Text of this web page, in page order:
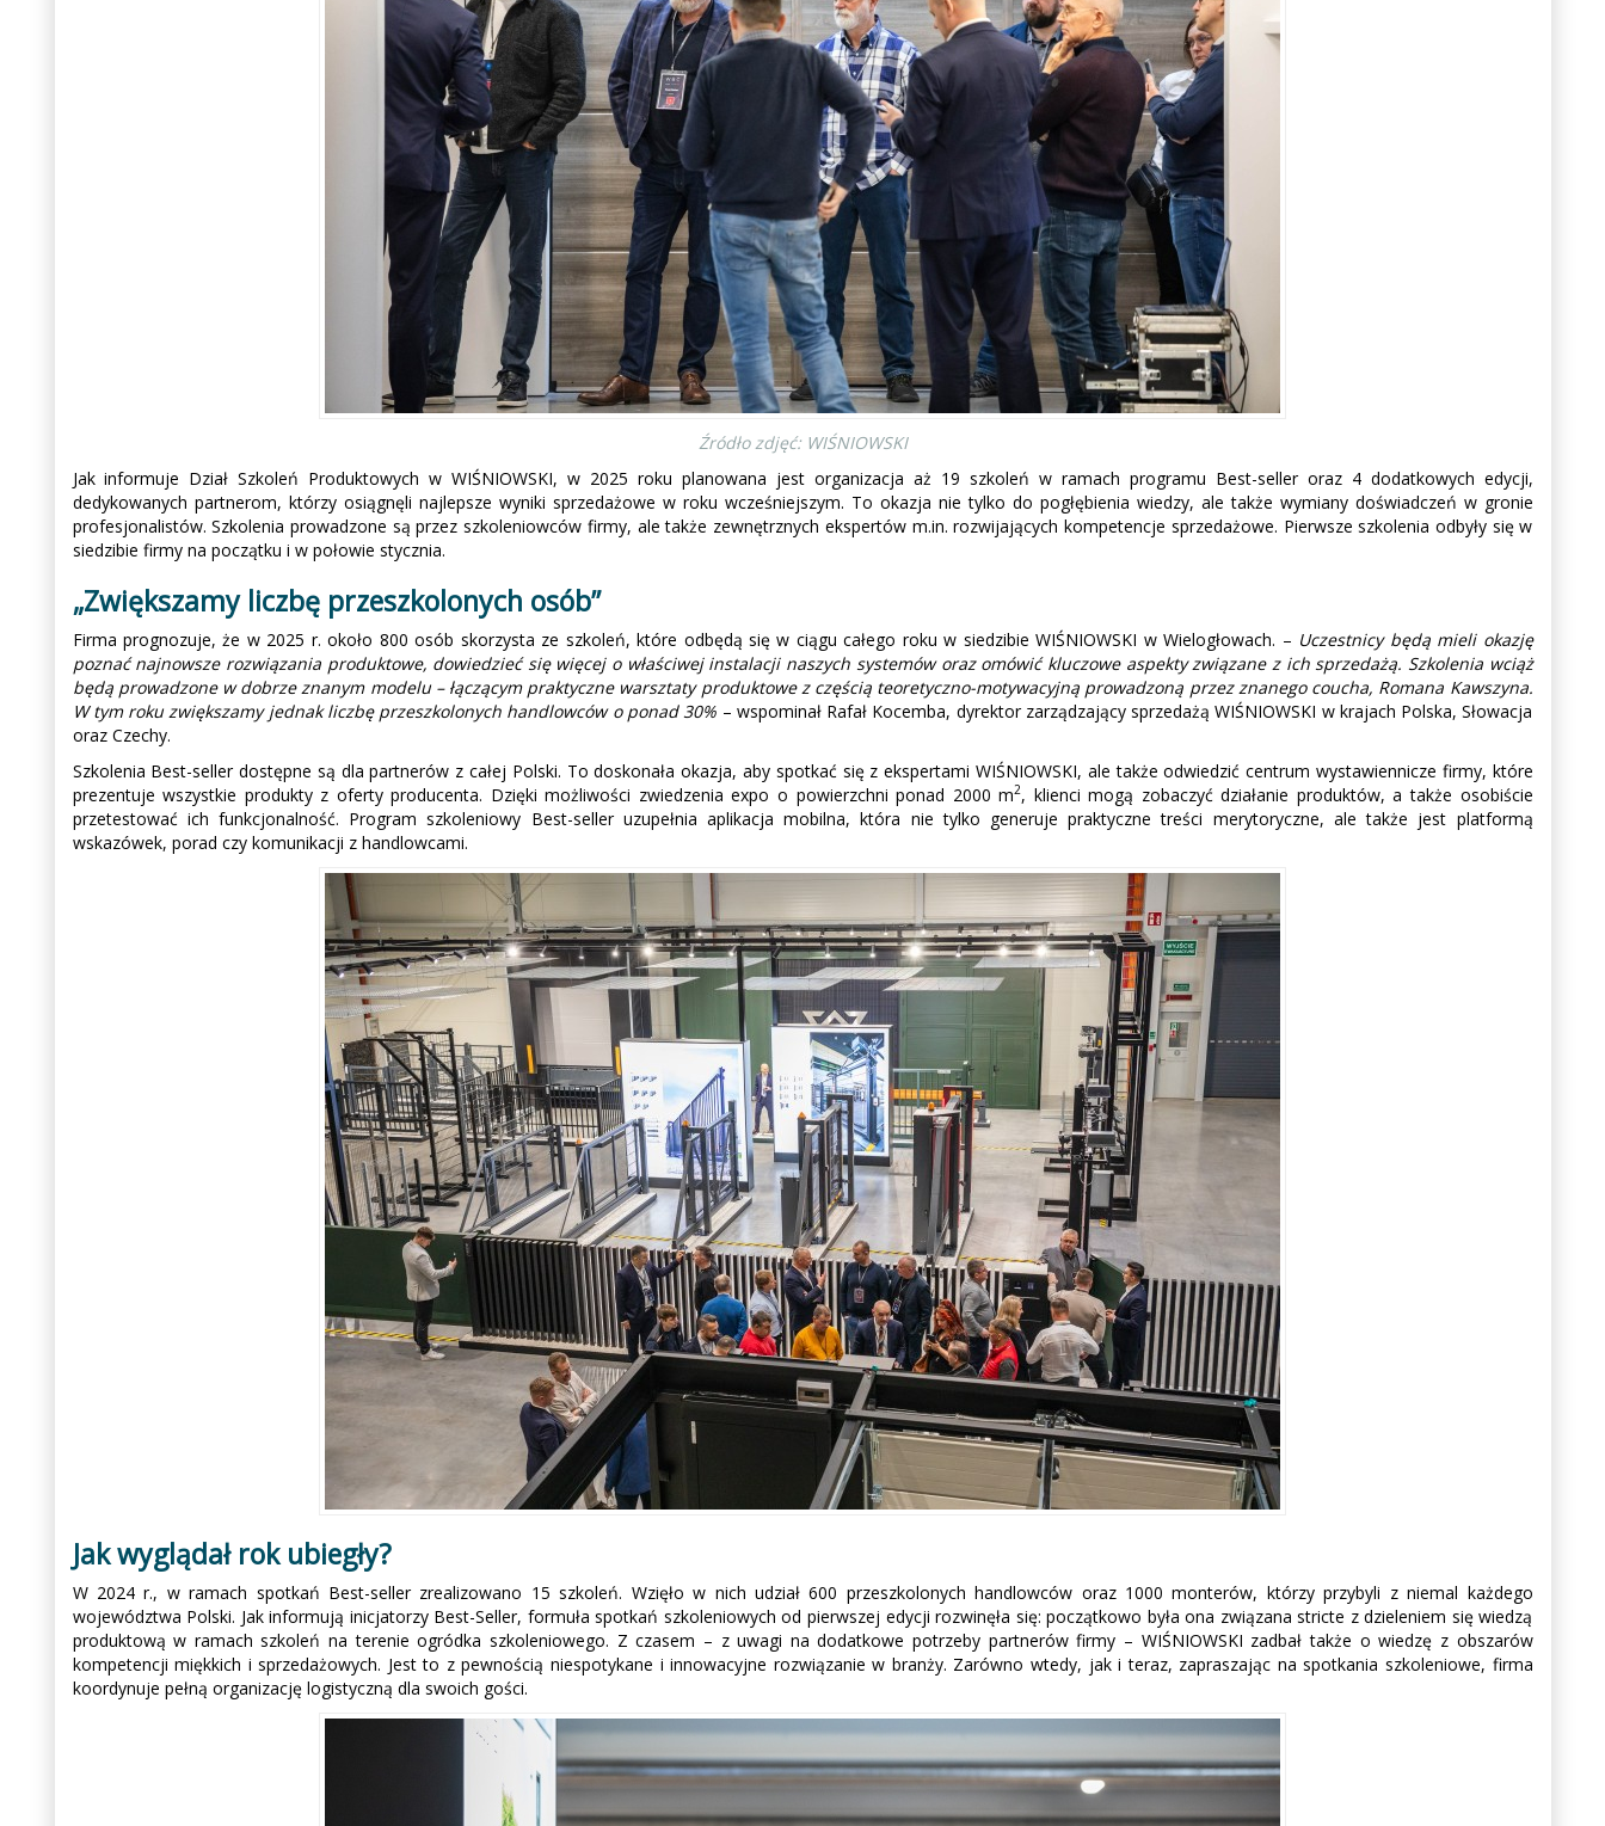
Źródło zdjęć: WIŚNIOWSKI
Jak informuje Dział Szkoleń Produktowych w WIŚNIOWSKI, w 2025 roku planowana jest organizacja aż 19 szkoleń w ramach programu Best-seller oraz 4 dodatkowych edycji,
dedykowanych partnerom, którzy osiągnęli najlepsze wyniki sprzedażowe w roku wcześniejszym. To okazja nie tylko do pogłębienia wiedzy, ale także wymiany doświadczeń w gronie
profesjonalistów. Szkolenia prowadzone są przez szkoleniowców firmy, ale także zewnętrznych ekspertów m.in. rozwijających kompetencje sprzedażowe. Pierwsze szkolenia odbyły się w
siedzibie firmy na początku i w połowie stycznia.
„Zwiększamy liczbę przeszkolonych osób”
Firma prognozuje, że w 2025 r. około 800 osób skorzysta ze szkoleń, które odbędą się w ciągu całego roku w siedzibie WIŚNIOWSKI w Wielogłowach. – Uczestnicy będą mieli okazję
poznać najnowsze rozwiązania produktowe, dowiedzieć się więcej o właściwej instalacji naszych systemów oraz omówić kluczowe aspekty związane z ich sprzedażą. Szkolenia wciąż
będą prowadzone w dobrze znanym modelu – łączącym praktyczne warsztaty produktowe z częścią teoretyczno-motywacyjną prowadzoną przez znanego coucha, Romana Kawszyna.
W tym roku zwiększamy jednak liczbę przeszkolonych handlowców o ponad 30% – wspominał Rafał Kocemba, dyrektor zarządzający sprzedażą WIŚNIOWSKI w krajach Polska, Słowacja
oraz Czechy.
Szkolenia Best-seller dostępne są dla partnerów z całej Polski. To doskonała okazja, aby spotkać się z ekspertami WIŚNIOWSKI, ale także odwiedzić centrum wystawiennicze firmy, które
prezentuje wszystkie produkty z oferty producenta. Dzięki możliwości zwiedzenia expo o powierzchni ponad 2000 m2, klienci mogą zobaczyć działanie produktów, a także osobiście
przetestować ich funkcjonalność. Program szkoleniowy Best-seller uzupełnia aplikacja mobilna, która nie tylko generuje praktyczne treści merytoryczne, ale także jest platformą
wskazówek, porad czy komunikacji z handlowcami.
Jak wyglądał rok ubiegły?
W 2024 r., w ramach spotkań Best-seller zrealizowano 15 szkoleń. Wzięło w nich udział 600 przeszkolonych handlowców oraz 1000 monterów, którzy przybyli z niemal każdego
województwa Polski. Jak informują inicjatorzy Best-Seller, formuła spotkań szkoleniowych od pierwszej edycji rozwinęła się: początkowo była ona związana stricte z dzieleniem się wiedzą
produktową w ramach szkoleń na terenie ogródka szkoleniowego. Z czasem – z uwagi na dodatkowe potrzeby partnerów firmy – WIŚNIOWSKI zadbał także o wiedzę z obszarów
kompetencji miękkich i sprzedażowych. Jest to z pewnością niespotykane i innowacyjne rozwiązanie w branży. Zarówno wtedy, jak i teraz, zapraszając na spotkania szkoleniowe, firma
koordynuje pełną organizację logistyczną dla swoich gości.